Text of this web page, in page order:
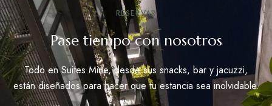
RESERVAR
Pase tiempo con nosotros
Todo en Suites Mine, desde sus snacks, bar y jacuzzi,
están diseñados para hacer que tu estancia sea inolvidable.